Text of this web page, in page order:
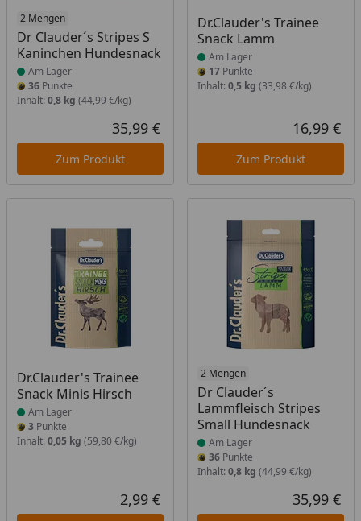
2 Mengen
Dr Clauder´s Stripes S
Kaninchen Hundesnack
Produkt am Lager
Am Lager
36 Punkte
Inhalt: 0,8 kg (44,99 €/kg)
Aktueller Preis
35,99 €
Zum Produkt
Dr.Clauder's Trainee
Snack Lamm
Produkt am Lager
Am Lager
17Punkte
Inhalt: 0,5 kg (33,98 €/kg)
16,99 €
Zum Produkt
Dr.Clauder's Trainee
Snack Minis Hirsch
Produkt am Lager
Am Lager
3 Punkte
Inhalt: 0,05 kg (59,80 €/kg)
Aktueller Preis
2,99 €
2 Mengen
Dr Clauder´s
Lammfleisch Stripes
Small Hundesnack
Produkt am Lager
Am Lager
36Punkte
Inhalt: 0,8 kg (44,99 €/kg)
35,99 €